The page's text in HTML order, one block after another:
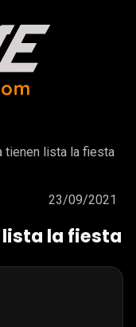
tienen lista la fiesta
23/09/2021
la fiesta